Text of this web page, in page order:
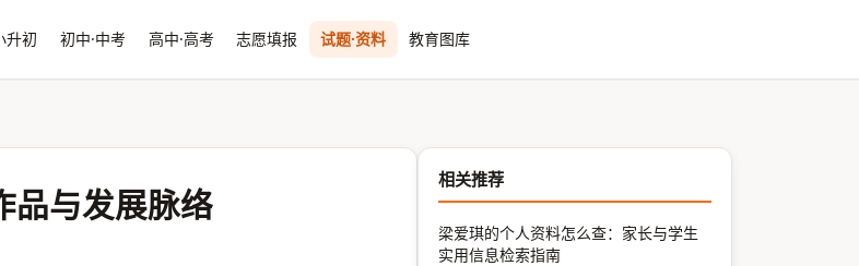
升初 初中·中考 高中·高考 志愿填报 试题·资料 教育图库
品与发展脉络
相关推荐
梁爱琪的个人资料怎么查：家长与学生
实用信息检索指南